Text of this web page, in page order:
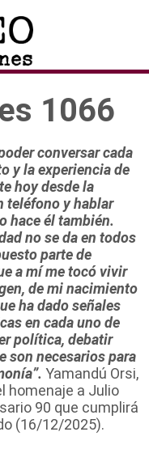
1066
conversar cada
y la experiencia de
hoy desde la
teléfono y hablar
hace él también.
no se da en todos
parte de
a mí me tocó vivir
de mi nacimiento
ha dado señales
en cada uno de
política, debatir
son necesarios para
Yamandú Orsi,
homenaje a Julio
90 que cumplirá
(16/12/2025).